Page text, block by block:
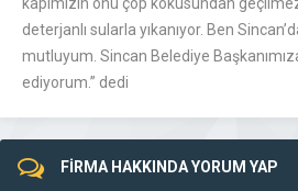
deterjanlı sularla yıkanıyor. Ben
mutluyum. Sincan Belediye
ediyorum.” dedi
FİRMA HAKKINDA YORUM YAP